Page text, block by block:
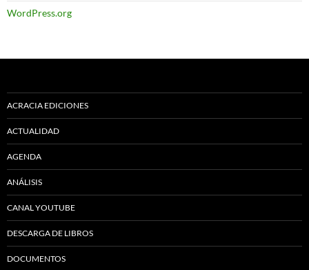
WordPress.org
ACRACIA EDICIONES
ACTUALIDAD
AGENDA
ANÁLISIS
CANAL YOUTUBE
DESCARGA DE LIBROS
DOCUMENTOS